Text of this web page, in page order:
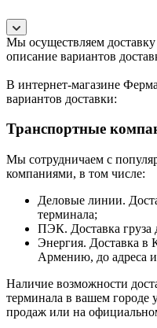
Мы осуществляем
описание вариантов
В интернет-магазине
вариантов доставки:
Транспортные
Мы сотрудничаем с
компаниями, в том числе:
Деловые линии.
терминала;
ПЭК. Доставка груза
Энергия. Доставка в
Армению, до адреса
Наличие возможности
терминала в вашем городе
продаж или на